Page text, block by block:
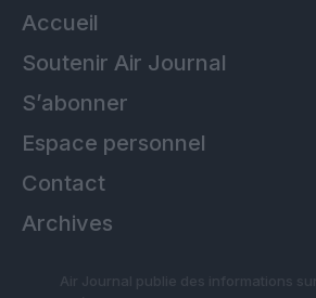
Accueil
Soutenir Air Journal
S’abonner
Espace personnel
Contact
Archives